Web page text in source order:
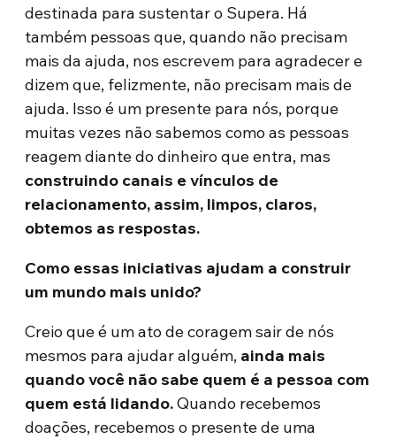
destinada para sustentar o Supera. Há
também pessoas que, quando não precisam
mais da ajuda, nos escrevem para agradecer e
dizem que, felizmente, não precisam mais de
ajuda. Isso é um presente para nós, porque
muitas vezes não sabemos como as pessoas
reagem diante do dinheiro que entra, mas
construindo canais e vínculos de
relacionamento, assim, limpos, claros,
obtemos as respostas.
Como essas iniciativas ajudam a construir
um mundo mais unido?
Creio que é um ato de coragem sair de nós
mesmos para ajudar alguém, ainda mais
quando você não sabe quem é a pessoa com
quem está lidando.Quando recebemos
doações, recebemos o presente de uma